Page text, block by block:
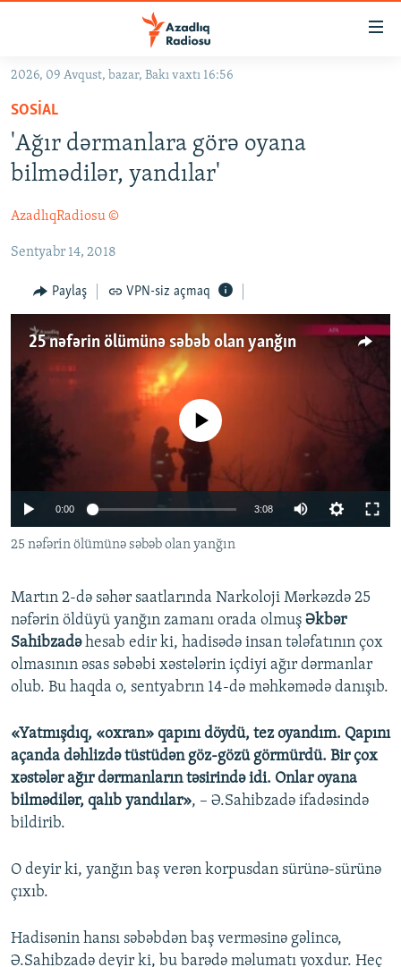
Əsas
qayıt
Əsas
naviqasiyaya
qayıt
Axtarışa
GÜNDƏM
KORRUPSIOMETR
FƏRQƏ BAX
QANUNI DOĞRU
ARAŞDIRMA
VIDEO
FOTOQALEREYA
İNFOQRAFIKA
KARIKATURA
RADIO ARXIV
OXU ZALI
AZƏRBAYCAN ƏDƏBIYYATI KITABXANASI
İSLAM VƏ DEMOKRATIYA
İZ - MƏDƏNIYYƏT PROQRAMI
HAQQIMIZDA
MISSIYAMIZ
PEŞƏ ETIKASI VƏ JURNALISTIKA STANDARTLARIMIZ
MATERIALLARIMIZDAN ISTIFADƏ
AZADLIQRADIOSU MOBIL TELEFONUNUZDA
BIZIMLƏ ƏLAQƏ
BIZI IZLƏ
RFE/RL-in bütün saytları
2026, 09 Avqust, bazar, Bakı vaxtı 16:56
SOSIAL
'Ağır dərmanlara görə oyana
bilmədilər, yandılar'
AzadlıqRadiosu ©
Sentyabr 14, 2018
Paylaş VPN-siz açmaq
25 nəfərin ölümünə səbəb olan yanğın
No media source currently available
0:00 3:08
25 nəfərin ölümünə səbəb olan yanğın
Martın 2-də səhər saatlarında Narkoloji Mərkəzdə 25
nəfərin öldüyü yanğın zamanı orada olmuş Əkbər
Sahibzadəhesab edir ki, hadisədə insan tələfatının çox
olmasının əsas səbəbi xəstələrin içdiyi ağır dərmanlar
olub. Bu haqda o, sentyabrın 14-də məhkəmədə danışıb.
«Yatmışdıq, «oxran» qapını döydü, tez oyandım. Qapını
açanda dəhlizdə tüstüdən göz-gözü görmürdü. Bir çox
xəstələr ağır dərmanların təsirində idi. Onlar oyana
bilmədilər, qalıb yandılar», – Ə.Sahibzadə ifadəsində
bildirib.
O deyir ki, yanğın baş verən korpusdan sürünə-sürünə
çıxıb.
Hadisənin hansı səbəbdən baş verməsinə gəlincə,
Ə.Sahibzadə deyir ki, bu barədə məlumatı yoxdur. Heç